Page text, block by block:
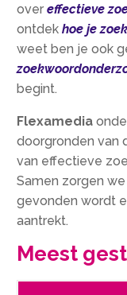
overeffectieve
ontdekhoe je
weet ben je ook
begint.
Flexamedia
doorgronden van
van effectieve
Samen zorgen
gevonden wordt
aantrekt.
Meest